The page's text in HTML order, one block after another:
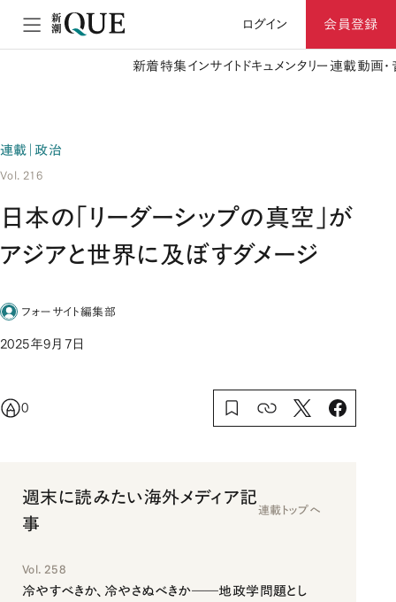
ログイン 会員登録
新着特集 インサイト ドキュメンタリー 連載動画
連載｜政治
Vol. 216
日本の「リーダーシップの真空」が
アジアと世界に及ぼすダメージ
フォーサイト編集部
2025年9月7日
0
週末に読みたい海外メディア記
事
連載トップへ
Vol. 258
冷やすべきか、冷やさぬべきか――地政学問題とし